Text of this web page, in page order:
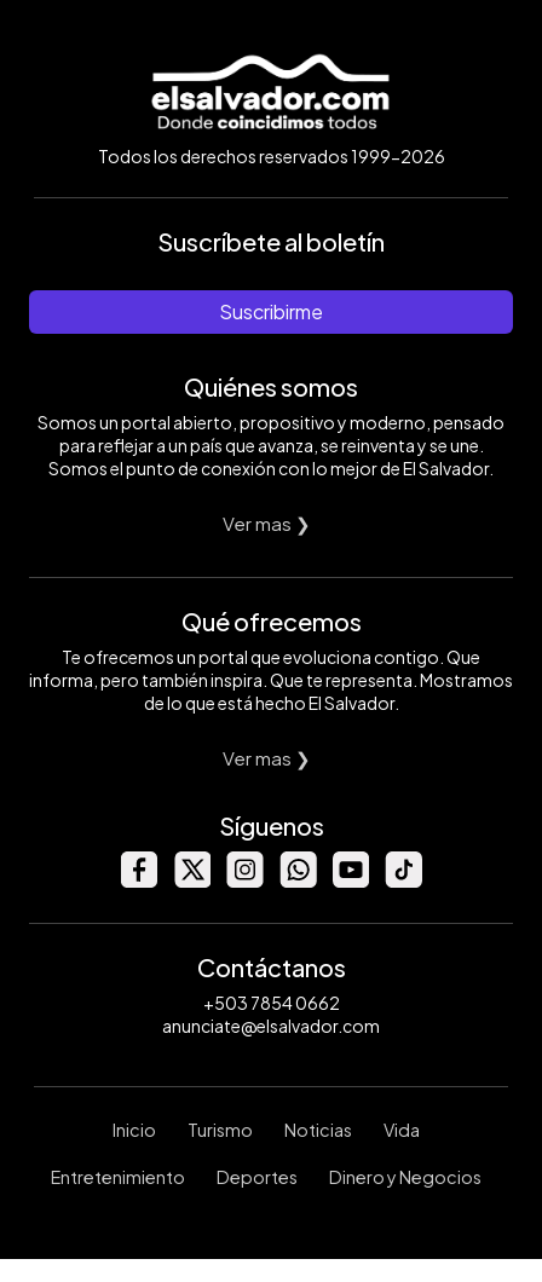
Todos los derechos reservados 1999-2026
Suscríbete al boletín
Suscribirme
Quiénes somos
Somos un portal abierto, propositivo y moderno, pensado
para reflejar a un país que avanza, se reinventa y se une.
Somos el punto de conexión con lo mejor de El Salvador.
Ver mas ❯
Qué ofrecemos
Te ofrecemos un portal que evoluciona contigo. Que
informa, pero también inspira. Que te representa. Mostramos
de lo que está hecho El Salvador.
Ver mas ❯
Síguenos
Contáctanos
+503 7854 0662
anunciate@elsalvador.com
Inicio Turismo Noticias Vida
Entretenimiento Deportes Dinero y Negocios